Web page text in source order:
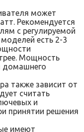
может
Рекомендуется
с регулируемой
есть 2-3
Мощность
домашнего
также зависит от
считать
и
принятии решения
имеют